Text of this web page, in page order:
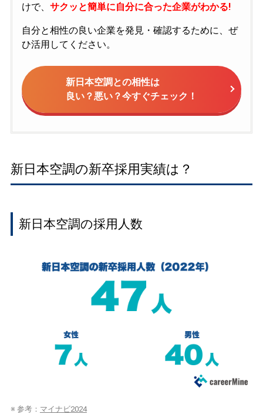
けで、 サクッと簡単に自分に合った企業がわかる!
自分と相性の良い企業を発見・確認するために、ぜ
ひ活用してください。
新日本空調との相性は
良い？悪い？今すぐチェック！
新日本空調の新卒採用実績は？
新日本空調の採用人数
※ 参考： マイナビ2024